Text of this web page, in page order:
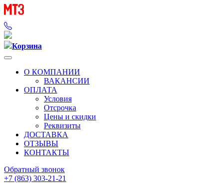
Корзина
О КОМПАНИИ
ВАКАНСИИ
ОПЛАТА
Условия
Отсрочка
Цены и скидки
Реквизиты
ДОСТАВКА
ОТЗЫВЫ
КОНТАКТЫ
Обратный звонок
+7 (863) 303-21-21